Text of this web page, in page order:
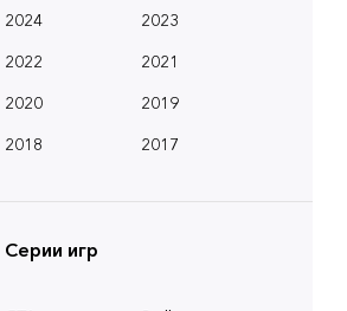
2024
2023
2022
2021
2020
2019
2018
2017
Серии игр